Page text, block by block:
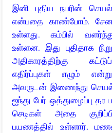
இனி புதிய நபரின்
என்பதை காண்போம்.
உள்ளது. கம்பில்
உள்ளன. இது புதிதாக
அதிகாரத்திற்கு
எதிர்ப்புகள் எழும்
அவருடன் இணைந்து
ஐந்து பேர் ஒத்துழைப்பு
செடிகள் அதை
பயணத்தில் உள்ளார்.